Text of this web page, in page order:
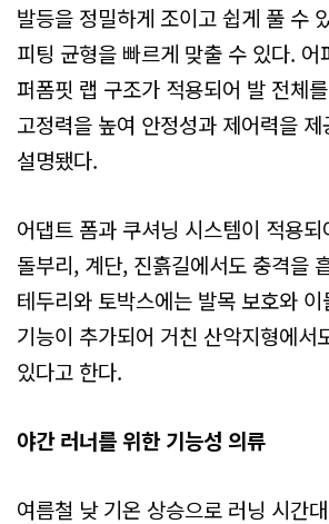
발등을 정밀하게 조이고 쉽게 풀 수
피팅 균형을 빠르게 맞출 수 있다. 어
퍼폼핏 랩 구조가 적용되어 발 전체
고정력을 높여 안정성과 제어력을
설명됐다.
어댑트 폼과 쿠셔닝 시스템이 적용
돌부리, 계단, 진흙길에서도 충격을
테두리와 토박스에는 발목 보호와
기능이 추가되어 거친 산악지형에서
있다고 한다.
야간 러너를 위한 기능성 의류
여름철 낮 기온 상승으로 러닝 시간